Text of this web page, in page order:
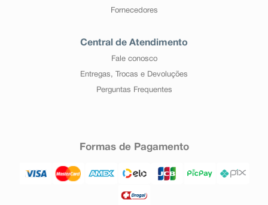
Fornecedores
Central de Atendimento
Fale conosco
Entregas, Trocas e Devoluções
Perguntas Frequentes
Formas de Pagamento